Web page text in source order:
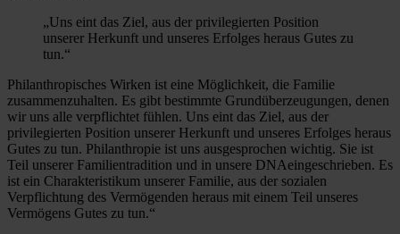
„Uns eint das Ziel, aus der privilegierten Position
unserer Herkunft und unseres Erfolges heraus Gutes zu
tun.“
Philanthropisches Wirken ist eine Möglichkeit, die Familie
zusammenzuhalten. Es gibt bestimmte Grundüberzeugungen, denen
wir uns alle verpflichtet fühlen. Uns eint das Ziel, aus der
privilegierten Position unserer Herkunft und unseres Erfolges heraus
Gutes zu tun. Philanthropie ist uns ausgesprochen wichtig. Sie ist
Teil unserer Familientradition und in unsere DNAeingeschrieben. Es
ist ein Charakteristikum unserer Familie, aus der sozialen
Verpflichtung des Vermögenden heraus mit einem Teil unseres
Vermögens Gutes zu tun.“